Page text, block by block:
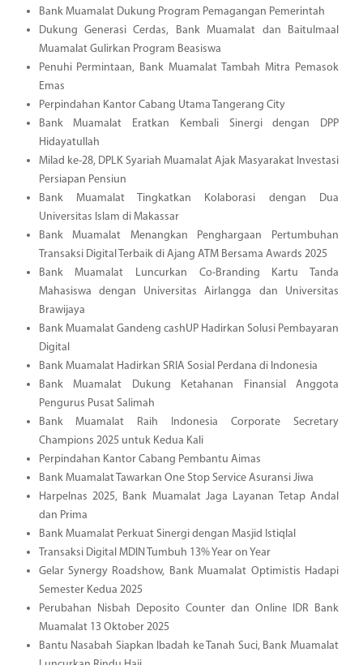
Bank Muamalat Dukung Program Pemagangan Pemerintah
Dukung Generasi Cerdas, Bank Muamalat dan Baitulmaal
Muamalat Gulirkan Program Beasiswa
Penuhi Permintaan, Bank Muamalat Tambah Mitra Pemasok
Emas
Perpindahan Kantor Cabang Utama Tangerang City
Bank Muamalat Eratkan Kembali Sinergi dengan DPP
Hidayatullah
Milad ke-28, DPLK Syariah Muamalat Ajak Masyarakat Investasi
Persiapan Pensiun
Bank Muamalat Tingkatkan Kolaborasi dengan Dua
Universitas Islam di Makassar
Bank Muamalat Menangkan Penghargaan Pertumbuhan
Transaksi Digital Terbaik di Ajang ATM Bersama Awards 2025
Bank Muamalat Luncurkan Co-Branding Kartu Tanda
Mahasiswa dengan Universitas Airlangga dan Universitas
Brawijaya
Bank Muamalat Gandeng cashUP Hadirkan Solusi Pembayaran
Digital
Bank Muamalat Hadirkan SRIA Sosial Perdana di Indonesia
Bank Muamalat Dukung Ketahanan Finansial Anggota
Pengurus Pusat Salimah
Bank Muamalat Raih Indonesia Corporate Secretary
Champions 2025 untuk Kedua Kali
Perpindahan Kantor Cabang Pembantu Aimas
Bank Muamalat Tawarkan One Stop Service Asuransi Jiwa
Harpelnas 2025, Bank Muamalat Jaga Layanan Tetap Andal
dan Prima
Bank Muamalat Perkuat Sinergi dengan Masjid Istiqlal
Transaksi Digital MDIN Tumbuh 13% Year on Year
Gelar Synergy Roadshow, Bank Muamalat Optimistis Hadapi
Semester Kedua 2025
Perubahan Nisbah Deposito Counter dan Online IDR Bank
Muamalat 13 Oktober 2025
Bantu Nasabah Siapkan Ibadah ke Tanah Suci, Bank Muamalat